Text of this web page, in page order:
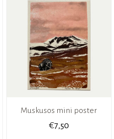
Muskusos mini poster
€7,50